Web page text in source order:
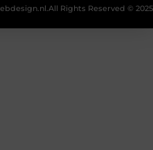
All Rights Reserved © 2025